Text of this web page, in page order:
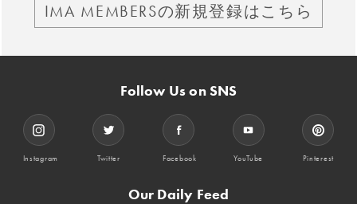
IMA MEMBERSの新規登録はこちら
Follow Us on SNS
Instagram Twitter Facebook YouTube Pinterest
Our Daily Feed